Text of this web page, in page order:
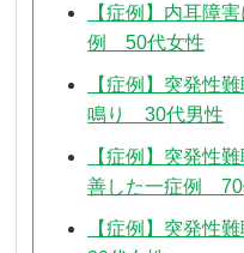
【症例】内耳障
例 50代女性
【症例】突発性
鳴り 30代男性
【症例】突発性
善した一症例 70
【症例】突発性